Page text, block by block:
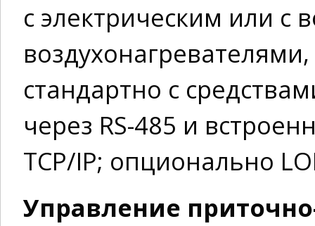
с электрическим или с
стандартно с
через RS-485 и
TCP/IP; опционально
Управление